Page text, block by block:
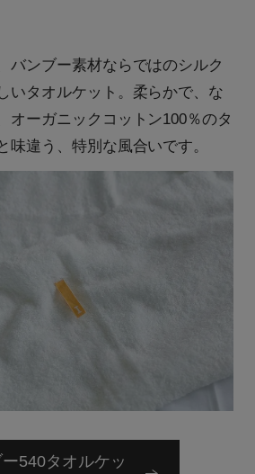
バンブー素材ならではのシルク
いタオルケット。柔らかで、な
オーガニックコットン100％のタ
味違う、特別な風合いです。
540タオルケッ